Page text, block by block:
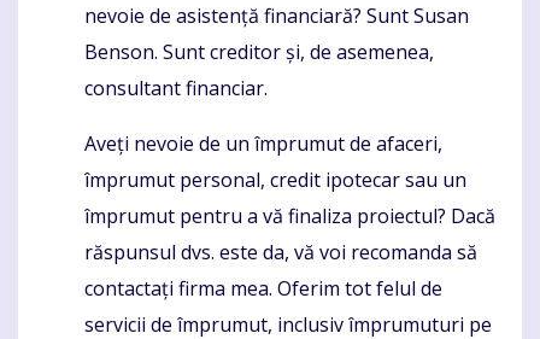
nevoie de asistență financiară? Sunt Susan
Benson. Sunt creditor și, de asemenea,
consultant financiar.
Aveți nevoie de un împrumut de afaceri,
împrumut personal, credit ipotecar sau un
împrumut pentru a vă finaliza proiectul? Dacă
răspunsul dvs. este da, vă voi recomanda să
contactați firma mea. Oferim tot felul de
servicii de împrumut, inclusiv împrumuturi pe